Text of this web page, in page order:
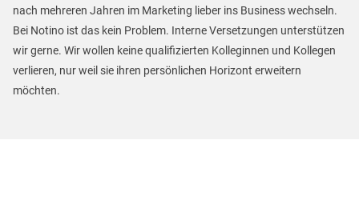
nach mehreren Jahren im Marketing lieber ins Business wechseln.
Bei Notino ist das kein Problem. Interne Versetzungen unterstützen
wir gerne. Wir wollen keine qualifizierten Kolleginnen und Kollegen
verlieren, nur weil sie ihren persönlichen Horizont erweitern
möchten.